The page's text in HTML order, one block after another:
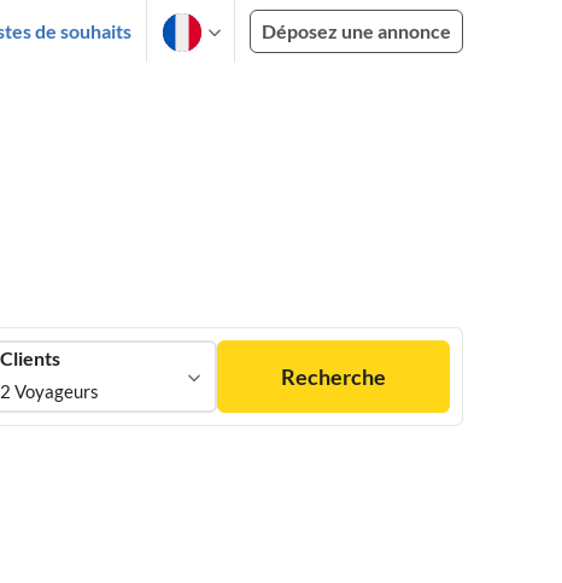
de souhaits Déposez une annonce
Clients
2 Voyageurs
Recherche